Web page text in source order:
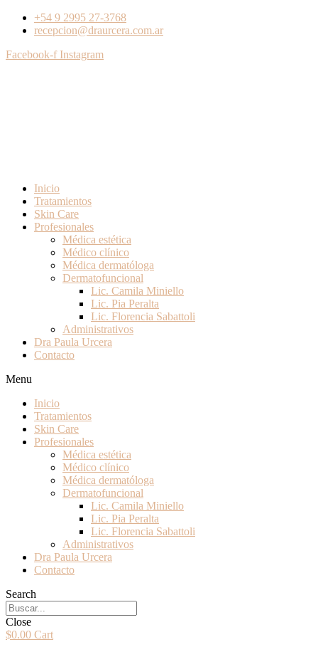
+54 9 2995 27-3768
recepcion@draurcera.com.ar
Facebook-f Instagram
Inicio
Tratamientos
Skin Care
Profesionales
Médica estética
Médico clínico
Médica dermatóloga
Dermatofuncional
Lic. Camila Miniello
Lic. Pia Peralta
Lic. Florencia Sabattoli
Administrativos
Dra Paula Urcera
Contacto
Menu
Inicio
Tratamientos
Skin Care
Profesionales
Médica estética
Médico clínico
Médica dermatóloga
Dermatofuncional
Lic. Camila Miniello
Lic. Pia Peralta
Lic. Florencia Sabattoli
Administrativos
Dra Paula Urcera
Contacto
Search
Close
$0.00 Cart